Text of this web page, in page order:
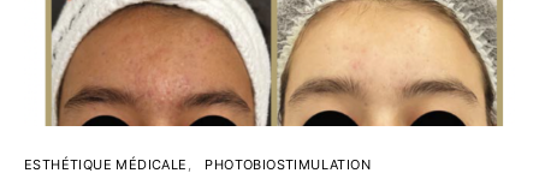
ESTHÉTIQUE MÉDICALE PHOTOBIOSTIMULATION